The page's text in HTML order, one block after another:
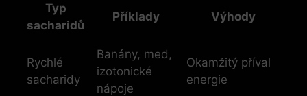
Typ
sacharidů
Příklady Výhody
Rychlé
sacharidy
Banány, med,
izotonické
nápoje
Okamžitý příval
energie